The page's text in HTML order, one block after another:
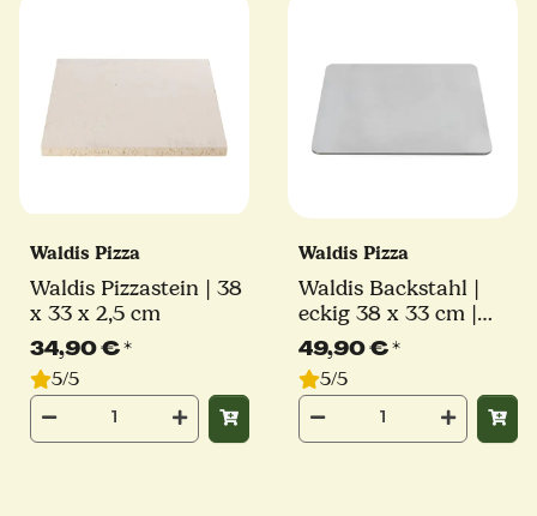
Waldis Pizza
Waldis Pizzastein | 38
x 33 x 2,5 cm
34,90 €*
5/5
Waldis Pizza
Waldis Backstahl |
eckig 38 x 33 cm |
6mm Stärke
49,90 €*
5/5